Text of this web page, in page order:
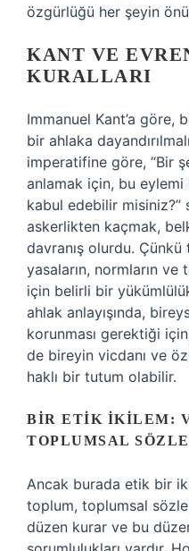
özgürlüğü her şeyin
KANT VE
KURALLARI
Immanuel Kant’a göre,
bir ahlaka
imperatifine göre, “Bir
anlamak için, bu
kabul edebilir misiniz?”
askerlikten kaçmak,
davranış olurdu. Çünkü
yasaların, normların ve
için belirli bir
ahlak anlayışında,
korunması gerektiği
de bireyin vicdanı ve
haklı bir tutum olabilir.
BIR ETIK İKILEM:
TOPLUMSAL
Ancak burada etik bir
toplum, toplumsal
düzen kurar ve bu